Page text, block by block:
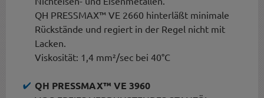
QH PRESSMAX™ VE 2660 hinterläßt minimale
Rückstände und regiert in der Regel nicht mit
Lacken.
Viskosität: 1,4 mm²/sec bei 40°C
QH PRESSMAX™ VE 3960